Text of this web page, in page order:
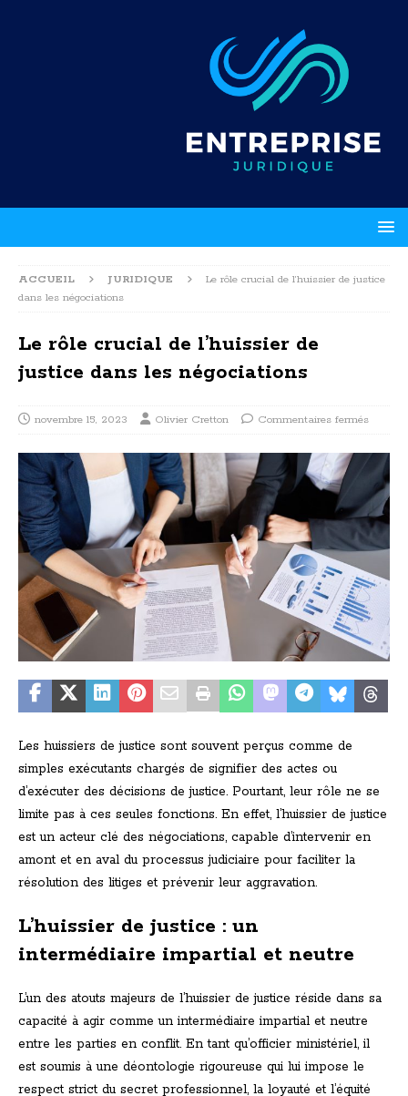
ACCUEIL JURIDIQUE
Le rôle crucial de l’huissier de justice
dans les négociations
Le rôle crucial de l’huissier de
justice dans les négociations
novembre 15, 2023 Olivier Cretton Commentaires fermés
Les huissiers de justice sont souvent perçus comme de
simples exécutants chargés de signifier des actes ou
d’exécuter des décisions de justice. Pourtant, leur rôle ne se
limite pas à ces seules fonctions. En effet, l’huissier de justice
est un acteur clé des négociations, capable d’intervenir en
amont et en aval du processus judiciaire pour faciliter la
résolution des litiges et prévenir leur aggravation.
L’huissier de justice : un
intermédiaire impartial et neutre
L’un des atouts majeurs de l’huissier de justice réside dans sa
capacité à agir comme un intermédiaire impartial et neutre
entre les parties en conflit. En tant qu’officier ministériel, il
est soumis à une déontologie rigoureuse qui lui impose le
respect strict du secret professionnel, la loyauté et l’équité